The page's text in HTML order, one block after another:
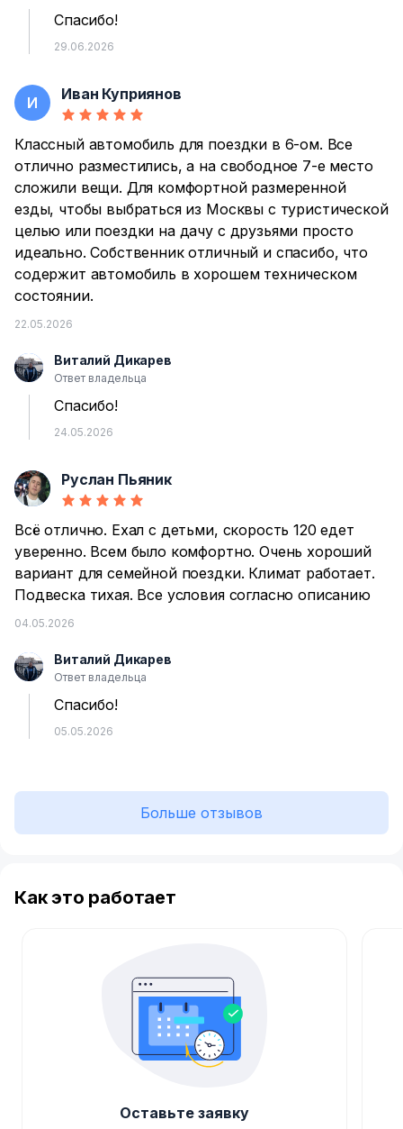
Спасибо!
29.06.2026
И Иван Куприянов
Классный автомобиль для поездки в 6-ом. Все
отлично разместились, а на свободное 7-е место
сложили вещи. Для комфортной размеренной
езды, чтобы выбраться из Москвы с туристической
целью или поездки на дачу с друзьями просто
идеально. Собственник отличный и спасибо, что
содержит автомобиль в хорошем техническом
состоянии.
22.05.2026
В Виталий Дикарев
Ответ владельца
Спасибо!
24.05.2026
Р Руслан Пьяник
Всё отлично. Ехал с детьми, скорость 120 едет
уверенно. Всем было комфортно. Очень хороший
вариант для семейной поездки. Климат работает.
Подвеска тихая. Все условия согласно описанию
04.05.2026
В Виталий Дикарев
Ответ владельца
Спасибо!
05.05.2026
Больше отзывов
Как это работает
Оставьте заявку